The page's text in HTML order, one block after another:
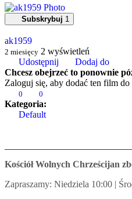
Subskrybuj 1
ak1959
2 miesięcy 2 wyświetleń
Udostępnij
Dodaj do
Chcesz obejrzeć to ponownie
Zaloguj się, aby dodać ten film
0 0
Kategoria:
Default
Kościół Wolnych Chrześcijan
Zapraszamy: Niedziela 10:00 |